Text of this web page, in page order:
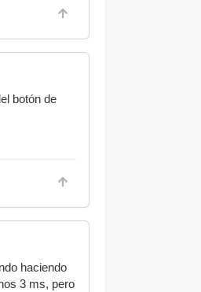
botón de
haciendo
3 ms, pero